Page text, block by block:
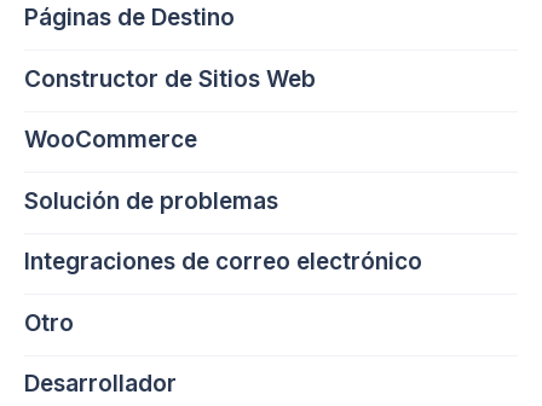
Páginas de Destino
Constructor de Sitios Web
WooCommerce
Solución de problemas
Integraciones de correo electrónico
Otro
Desarrollador